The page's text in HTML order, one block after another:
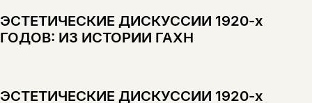
ЭСТЕТИЧЕСКИЕ ДИСКУССИИ 1920-х
ГОДОВ: ИЗ ИСТОРИИ ГАХН
ЭСТЕТИЧЕСКИЕ ДИСКУССИИ 1920-х